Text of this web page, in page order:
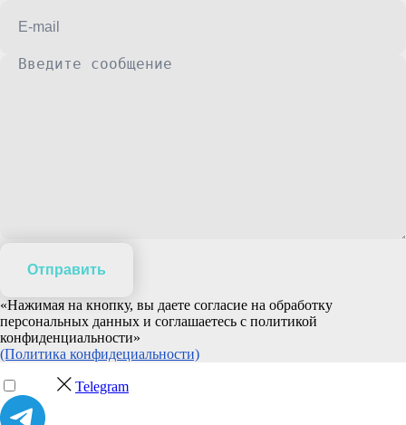
Отправить
«Нажимая на кнопку, вы даете согласие на обработку
персональных данных и соглашаетесь c политикой
конфиденциальности»
(Политика конфидециальности)
Telegram